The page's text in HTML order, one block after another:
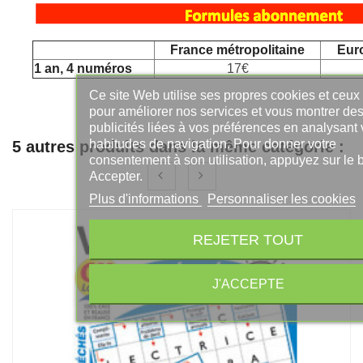
France métropolitaine
1 an, 4 numéros
17€
5 autres produits dans la même catégorie :
Ce site Web utilise ses propres cookies et ceux
pour améliorer nos services et vous montrer des
publicités liées à vos préférences en analysant
habitudes de navigation. Pour donner votre
consentement à son utilisation, appuyez sur le
Accepter.
Plus d'informations
Personnaliser les cookies
REJETER TOUT
J'ACCEPTE